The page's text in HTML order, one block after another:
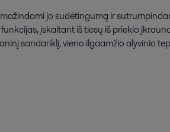
jo sudėtingumą ir
įskaitant iš tiesų iš priekio
sandariklį, vieno ilgaamžio alyvinio